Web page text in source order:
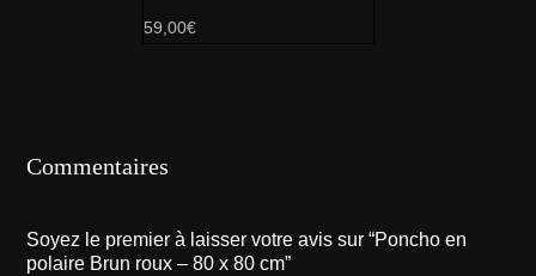
59,00€
Commentaires
Soyez le premier à laisser votre avis sur “Poncho en
polaire Brun roux – 80 x 80 cm”